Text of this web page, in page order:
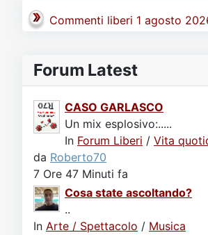
Commenti liberi 1 agosto
Forum Latest
CASO GARLASCO
Un mix esplosivo:.....
In Forum Liberi / Vita
da Roberto70
7 Ore 47 Minuti fa
Cosa state ascoltando?
..
In Arte / Spettacolo / Musica